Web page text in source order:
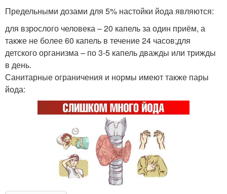
Предельными дозами для 5% настойки йода являются:
для взрослого человека – 20 капель за один приём, а
также не более 60 капель в течение 24 часов;для
детского организма – по 3-5 капель дважды или трижды
в день.
Санитарные ограничения и нормы имеют также пары
йода: